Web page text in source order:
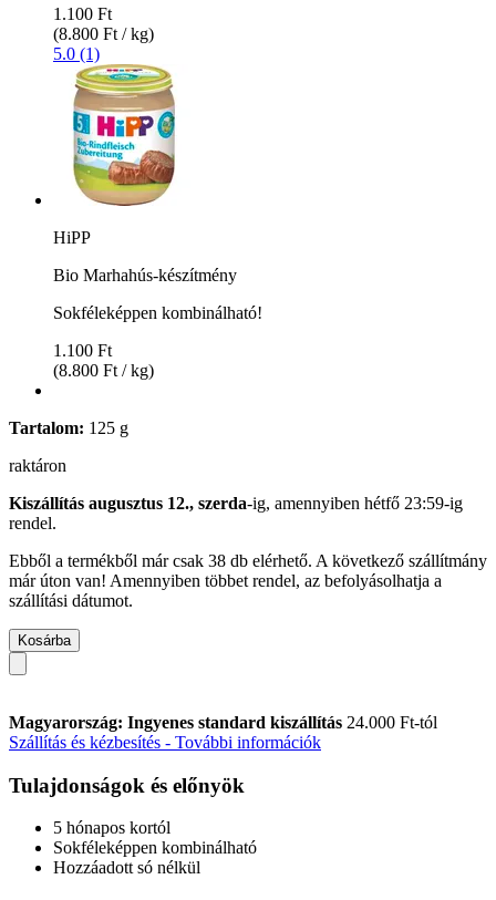
1.100 Ft
(8.800 Ft / kg)
5.0 (1)
HiPP
Bio Marhahús-készítmény
Sokféleképpen kombinálható!
1.100 Ft
(8.800 Ft / kg)
Tartalom: 125 g
raktáron
Kiszállítás augusztus 12., szerda-ig, amennyiben hétfő 23:59-ig
rendel.
Ebből a termékből már csak 38 db elérhető. A következő szállítmány
már úton van! Amennyiben többet rendel, az befolyásolhatja a
szállítási dátumot.
Kosárba
Magyarország: Ingyenes standard kiszállítás 24.000 Ft-tól
Szállítás és kézbesítés - További információk
Tulajdonságok és előnyök
5 hónapos kortól
Sokféleképpen kombinálható
Hozzáadott só nélkül